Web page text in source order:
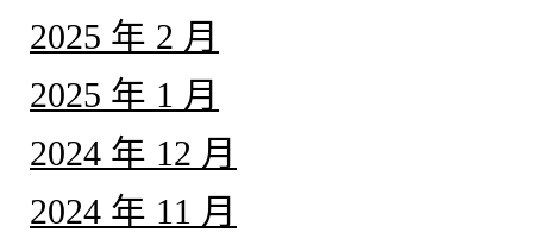
2025 年 2 月
2025 年 1 月
2024 年 12 月
2024 年 11 月